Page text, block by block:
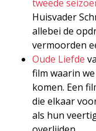
tweede
Huisvader
allebei de
vermoorden
Oude Liefde
film waarin
komen. Een
die elkaar
als hun